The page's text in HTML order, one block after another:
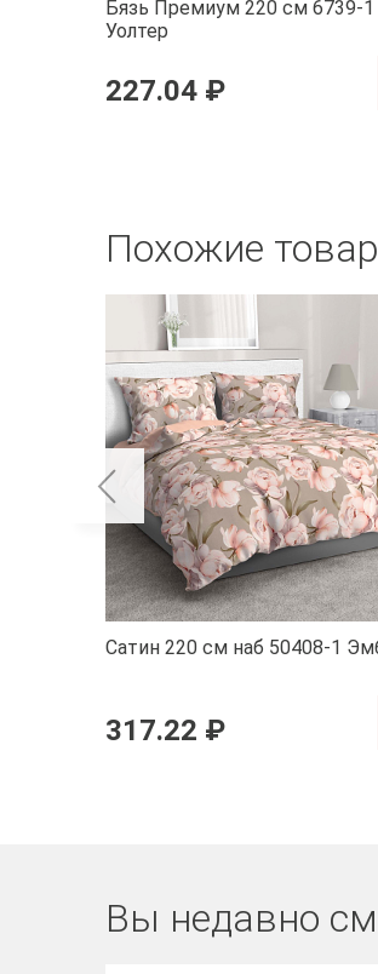
Бязь Премиум 220 см 6739-1
Уолтер
227.04 ₽
Похожие
Сатин 220 см наб 50408-1
317.22 ₽
Вы недавно